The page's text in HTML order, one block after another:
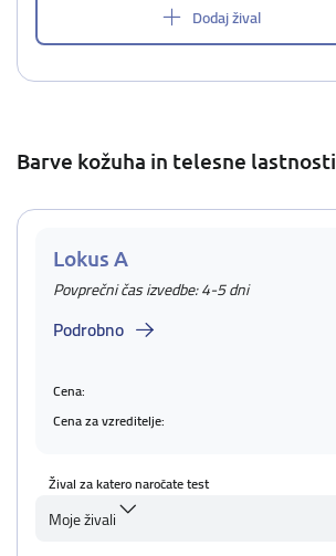
Dodaj žival
Barve kožuha in telesne lastnosti
Lokus A
Povprečni čas izvedbe: 4-5 dni
Podrobno
Cena:
Cena za vzreditelje:
Žival za katero naročate test
Moje živali